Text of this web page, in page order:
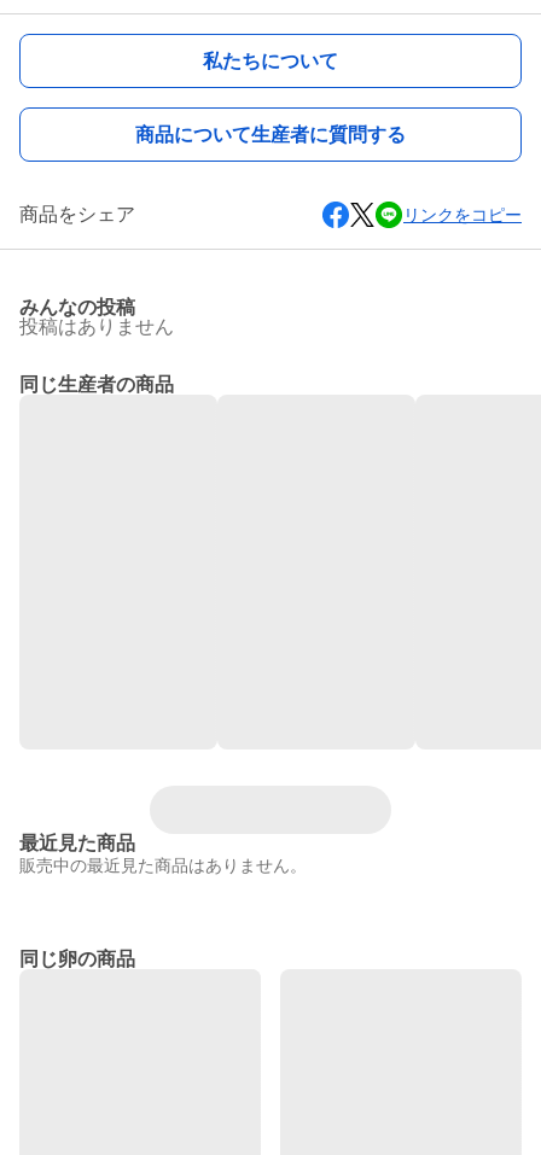
私たちについて
商品について生産者に質問する
商品をシェア リンクをコピー
みんなの投稿
投稿はありません
同じ生産者の商品
最近見た商品
販売中の最近見た商品はありません。
同じ卵の商品